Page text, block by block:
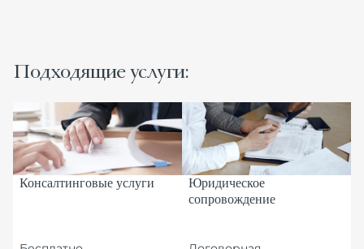
Подходящие услуги:
Консалтинговые услуги
Юридическое
сопровождение